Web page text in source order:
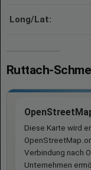
Long/Lat:
Ruttach-
Diese Karte wird
Verbindung nach
Unternehmen